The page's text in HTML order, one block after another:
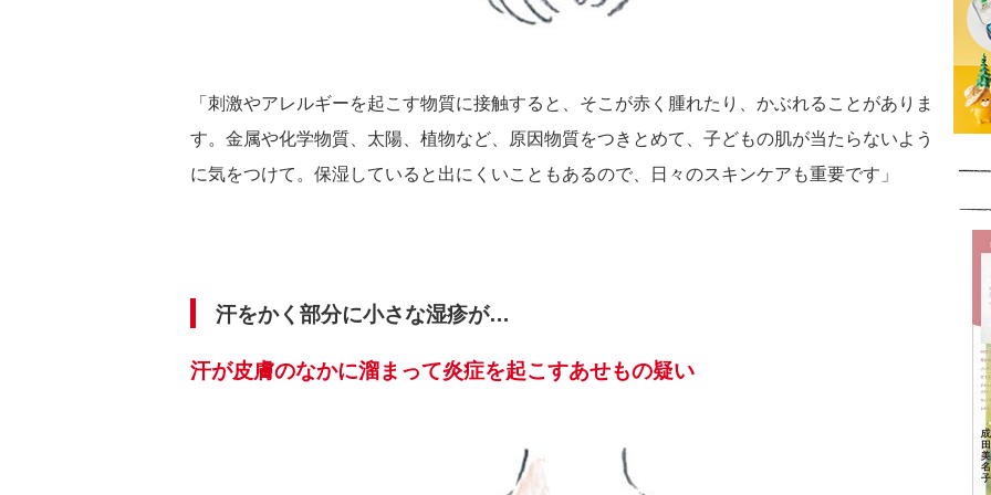
「刺激やアレルギーを起こす物質に接触すると、そこが赤く腫れたり、かぶれることがありま
す。金属や化学物質、太陽、植物など、原因物質をつきとめて、子どもの肌が当たらないよう
に気をつけて。保湿していると出にくいこともあるので、日々のスキンケアも重要です」
汗をかく部分に小さな湿疹が…
汗が皮膚のなかに溜まって炎症を起こすあせもの疑い